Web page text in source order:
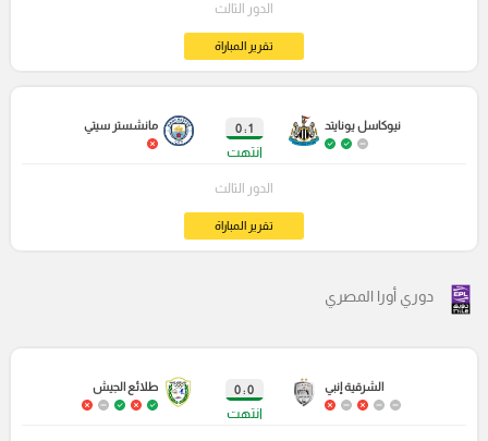
الدور الثالث
تقرير المباراة
نيوكاسل يونايتد 1 : 0
انتهت
مانشستر سيتي
الدور الثالث
تقرير المباراة
دوري أورا المصري
الشرقية إنبي 0 : 0
انتهت
طلائع الجيش